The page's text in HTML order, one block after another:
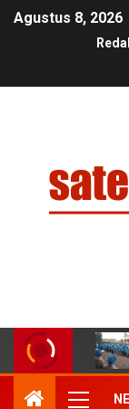
Agustus 8, 2026